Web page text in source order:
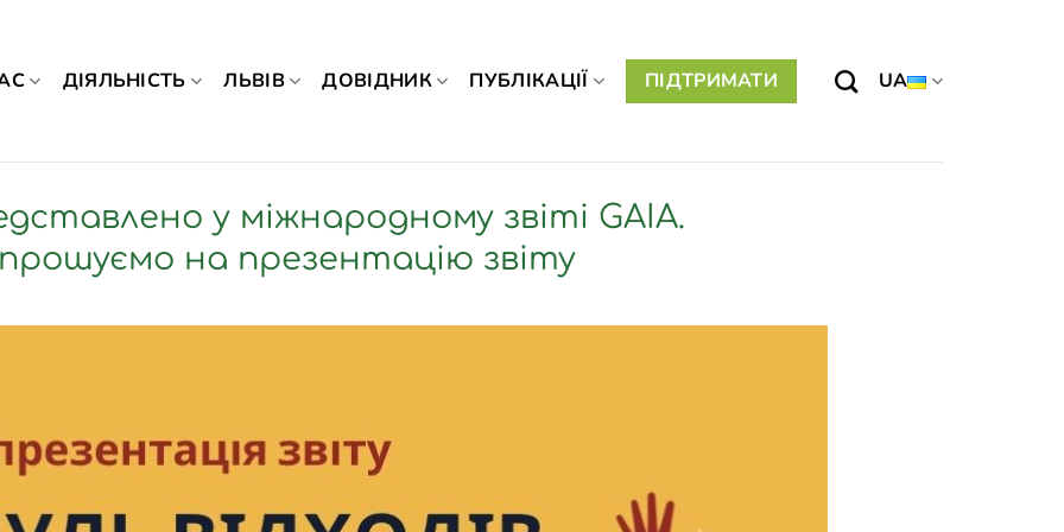
ДІЯЛЬНІСТЬ ЛЬВІВ ДОВІДНИК ПУБЛІКАЦІЇ ПІДТРИМАТИ UA
у міжнародному звіті GAIA.
на презентацію звіту